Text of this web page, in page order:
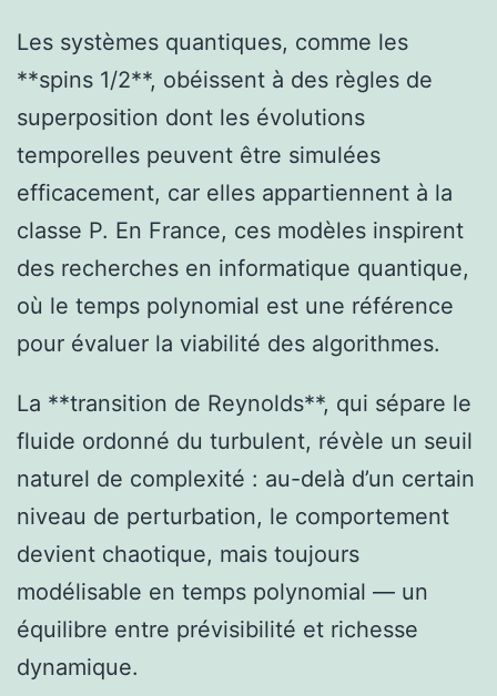
Les systèmes quantiques, comme les
**spins 1/2**, obéissent à des règles de
superposition dont les évolutions
temporelles peuvent être simulées
efficacement, car elles appartiennent à la
classe P. En France, ces modèles inspirent
des recherches en informatique quantique,
où le temps polynomial est une référence
pour évaluer la viabilité des algorithmes.
La **transition de Reynolds**, qui sépare le
fluide ordonné du turbulent, révèle un seuil
naturel de complexité : au-delà d’un certain
niveau de perturbation, le comportement
devient chaotique, mais toujours
modélisable en temps polynomial — un
équilibre entre prévisibilité et richesse
dynamique.